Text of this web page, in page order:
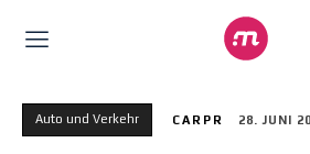
Auto und Verkehr CARPR 28. JUNI